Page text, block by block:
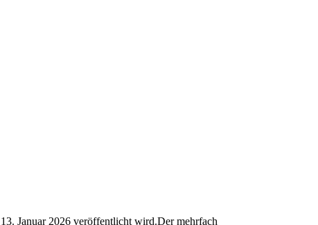
Januar 2026 veröffentlicht wird.Der mehrfach